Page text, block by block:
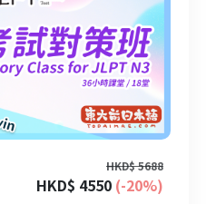
HKD$ 5688
HKD$ 4550 (-20%)